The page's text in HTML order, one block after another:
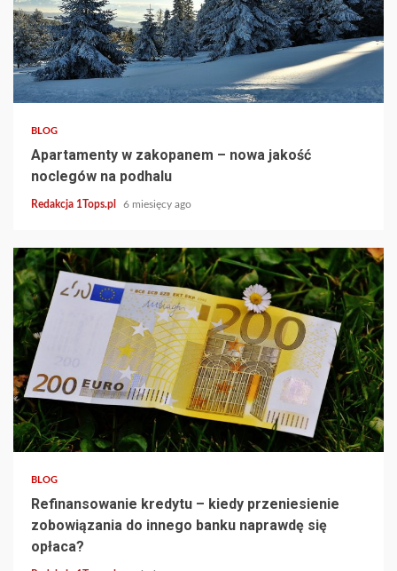
3 min read
BLOG
Apartamenty w zakopanem – nowa jakość
noclegów na podhalu
Redakcja 1Tops.pl 6 miesięcy ago
4 min read
BLOG
Refinansowanie kredytu – kiedy przeniesienie
zobowiązania do innego banku naprawdę się
opłaca?